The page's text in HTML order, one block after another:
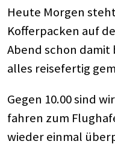
Heute Morgen
Kofferpacken auf
Abend schon
alles reisefertig
Gegen 10.00 sind
fahren zum
wieder einmal